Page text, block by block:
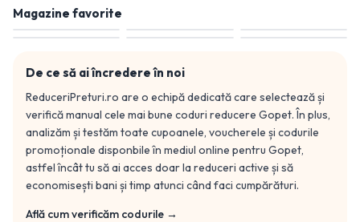
Magazine favorite
De ce să ai încredere în noi
ReduceriPreturi.ro are o echipă dedicată care selectează și
verifică manual cele mai bune coduri reducere Gopet. În plus,
analizăm și testăm toate cupoanele, voucherele și codurile
promoționale disponbile în mediul online pentru Gopet,
astfel încât tu să ai acces doar la reduceri active și să
economisești bani și timp atunci când faci cumpărături.
Află cum verificăm codurile →